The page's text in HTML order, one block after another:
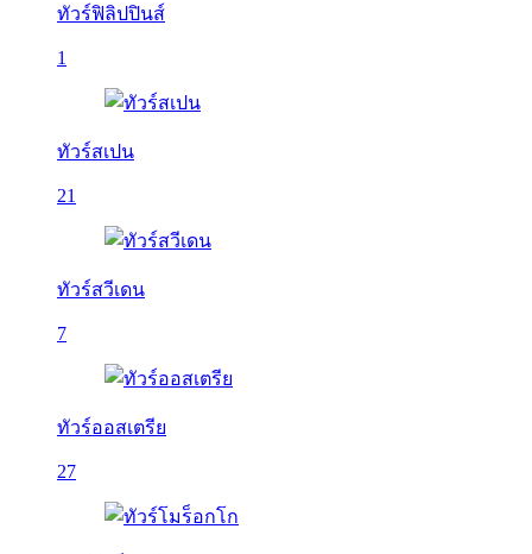
ทัวร์ฟิลิปปินส์
1
ทัวร์สเปน
21
ทัวร์สวีเดน
7
ทัวร์ออสเตรีย
27